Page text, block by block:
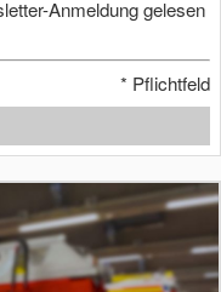
Anmeldung gelesen
* Pflichtfeld